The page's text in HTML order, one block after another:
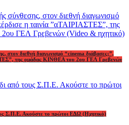
στον διεθνή διαγωνισμό “cinema διάβασες;”,
της ομάδας ΚΙΝΘΕΑ του 2ου ΓΕΛ Γρεβενών
Σ.Π.Ε. Ακούστε το πρώτοι ΕΔΩ (Ηχητικό)